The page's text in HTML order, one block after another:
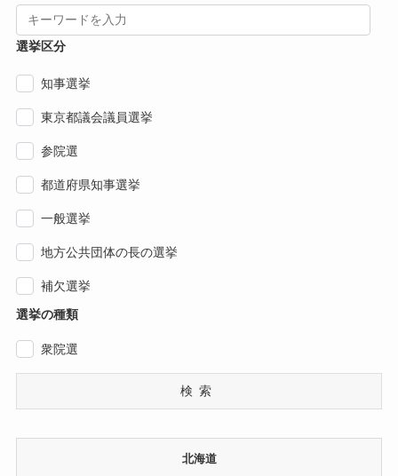
選挙区分
知事選挙
東京都議会議員選挙
参院選
都道府県知事選挙
一般選挙
地方公共団体の長の選挙
補欠選挙
選挙の種類
衆院選
検索
北海道